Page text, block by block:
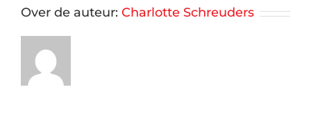
Over de auteur: Charlotte Schreuders